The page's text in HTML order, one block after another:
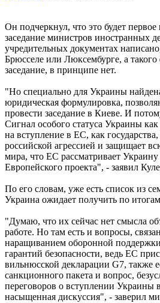
Он подчеркнул, что это будет
заседание министров иностранных
учредительных документах
Брюсселе или Люксембурге, а
заседание, в принципе нет.
"Но специально для Украины
юридическая формулировка,
провести заседание в Киеве. И
Сигнал особого статуса Украины как
на вступление в ЕС, как государства,
российской агрессией и защищает
мира, что ЕС рассматривает
Европейского проекта", - заявил
По его словам, уже есть список из
Украина ожидает получить по итогам
"Думаю, что их сейчас нет смысла
работе. Но там есть и вопросы,
наращиванием оборонной
гарантий безопасности, ведь ЕС
вильнюсской декларации G7, также
санкционного пакета и вопрос,
переговоров о вступлении Украины
насыщенная дискуссия", - заверил